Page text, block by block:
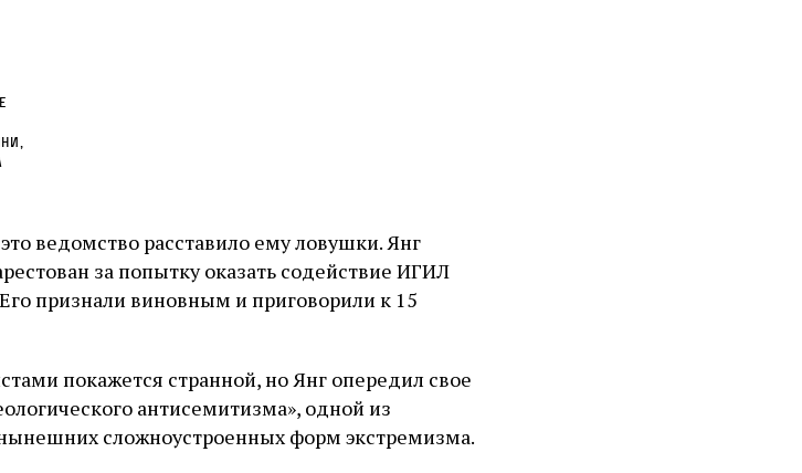
ведомство расставило ему ловушки. Янг
за попытку оказать содействие ИГИЛ
признали виновным и приговорили к 15
покажется странной, но Янг опередил свое
антисемитизма», одной из
сложноустроенных форм экстремизма.